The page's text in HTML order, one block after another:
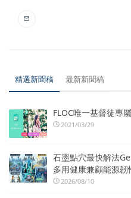
精選新聞稿 最新新聞稿
FLOC唯一基督徒專
2021/03/29
石墨點穴最快解法
多用健康兼顧能源
2026/08/10